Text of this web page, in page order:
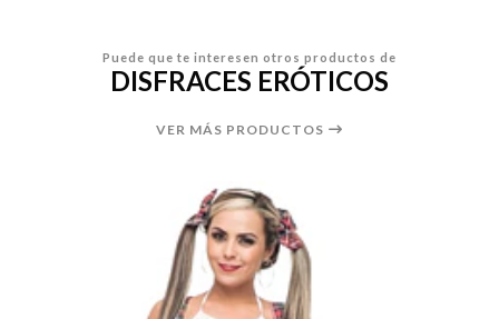
Puede que te interesen otros productos de
DISFRACES ERÓTICOS
VER MÁS PRODUCTOS